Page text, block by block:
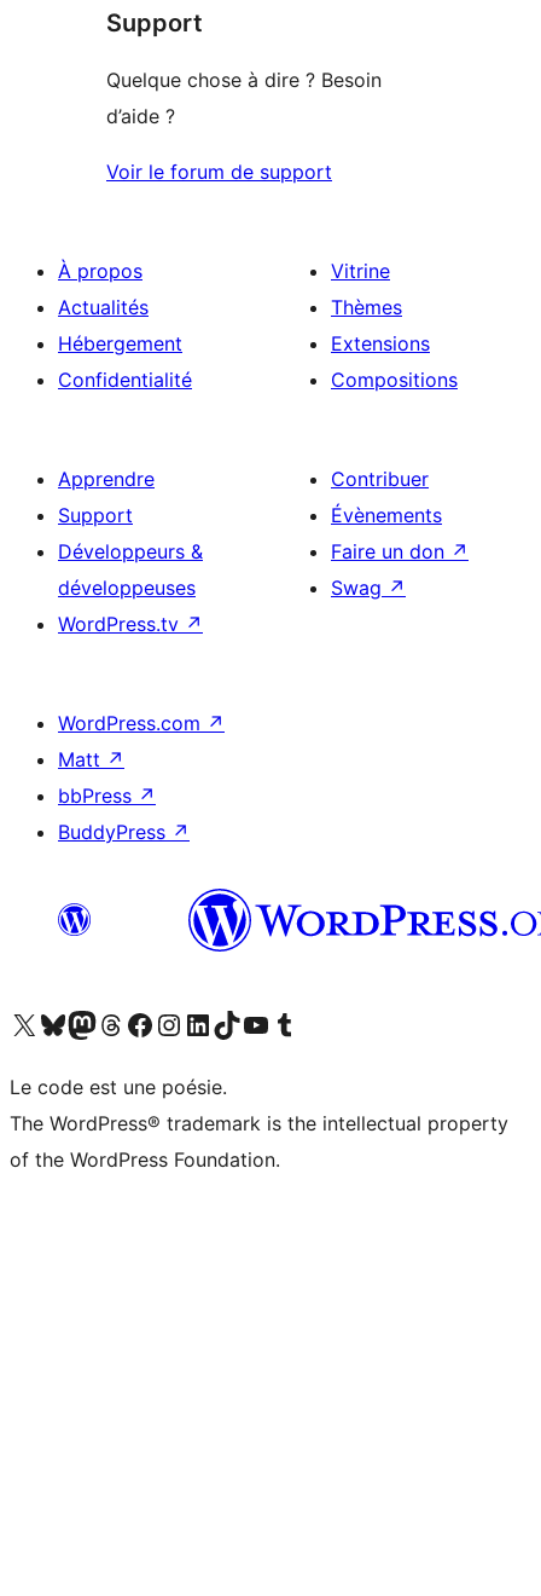
1
Support
Quelque chose à dire ? Besoin
d’aide ?
Voir le forum de support
À propos
Actualités
Hébergement
Confidentialité
Vitrine
Thèmes
Extensions
Compositions
Apprendre
Support
Développeurs &
développeuses
WordPress.tv ↗
Contribuer
Évènements
Faire un don ↗
Swag ↗
WordPress.com ↗
Matt ↗
bbPress ↗
BuddyPress ↗
Visitez notre compte X (précédemment Twitter)
Visiter notre compte Bluesky
Visiter notre compte Mastodon
Visiter notre compte Threads
Consulter notre compte Facebook
Consulter notre compte Instagram
Consulter notre compte LinkedIn
Visiter notre compte TokTok
Visiter notre chaîne YouTube
Visiter notre compte Tumblr
Le code est une poésie.
The WordPress® trademark is the intellectual property
of the WordPress Foundation.